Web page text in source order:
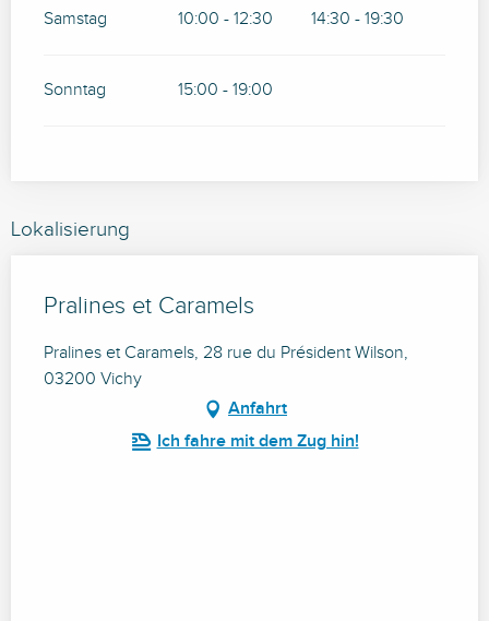
Samstag 10:00 - 12:30 14:30 - 19:30
Sonntag 15:00 - 19:00
Lokalisierung
Pralines et Caramels
Pralines et Caramels, 28 rue du Président Wilson,
03200 Vichy
Anfahrt
Ich fahre mit dem Zug hin!